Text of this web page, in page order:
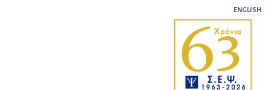
ENGLISH